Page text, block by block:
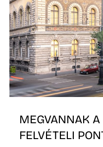
MEGVANNAK
FELVÉTELI